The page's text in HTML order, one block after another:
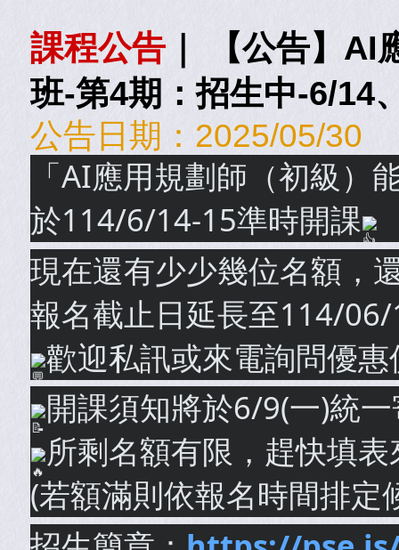
課程公告｜
【公告】
班-第4期：招生中-6/14
公告日期： 2025/05/30
「AI應用規劃師（初級）
於114/6/14-15準時開課
現在還有少少幾位名額，
報名截止日延長至114/06/
歡迎私訊或來電詢問優惠
開課須知將於6/9(一)統
所剩名額有限，趕快填
(若額滿則依報名時間排定